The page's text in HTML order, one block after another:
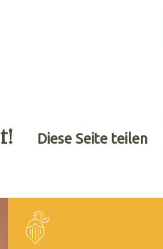
Diese Seite teilen